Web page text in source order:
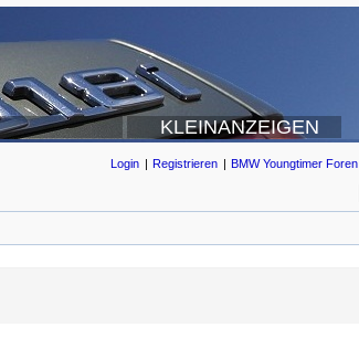
KLEINANZEIGEN
Login Registrieren BMW Youngtimer Foren